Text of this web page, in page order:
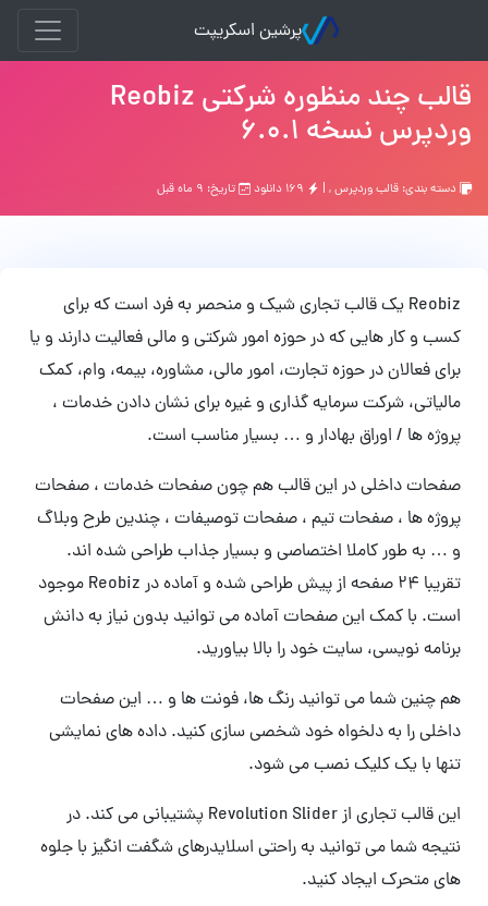
پرشین اسکریپت
قالب چند منظوره شرکتی Reobiz
وردپرس نسخه 6.0.1
دسته بندی: قالب وردپرس, | تاریخ: ۹ ماه قبل
Reobiz یک قالب تجاری شیک و منحصر به فرد است که برای
کسب و کار هایی که در حوزه امور شرکتی و مالی فعالیت دارند و یا
برای فعالان در حوزهتجارت، امور مالی، مشاوره، بیمه، وام، کمک
مالیاتی، شرکت سرمایه گذاری و غیره برای نشان دادن خدمات ،
پروژه ها / اوراق بهادار و … بسیار مناسب است.
صفحات داخلی در این قالب هم چون صفحاتخدمات ، صفحات
پروژه ها ، صفحات تیم ، صفحات توصیفات ، چندین طرح وبلاگ
و … به طور کاملا اختصاصی و بسیار جذاب طراحی شده اند.
تقریبا 24 صفحه از پیش طراحی شده و آماده در Reobiz موجود
است. با کمک این صفحات آماده می توانید بدون نیاز به دانش
برنامه نویسی، سایت خود را بالا بیاورید.
هم چنین شما می توانید رنگ ها، فونت ها و … این صفحات
داخلی را به دلخواه خود شخصی سازی کنید. داده های نمایشی
تنها با یک کلیک نصب می شود.
این قالب تجاری از Revolution Slider پشتیبانی می کند. در
نتیجه شما می توانید بهراحتی اسلایدرهای شگفت انگیز با جلوه
های متحرک ایجاد کنید.